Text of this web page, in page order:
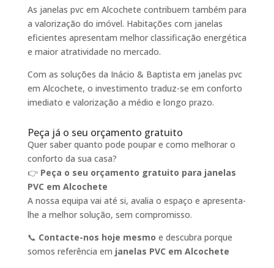
As janelas pvc em Alcochete contribuem também para
a valorização do imóvel. Habitações com janelas
eficientes apresentam melhor classificação energética
e maior atratividade no mercado.
Com as soluções da Inácio & Baptista em janelas pvc
em Alcochete, o investimento traduz-se em conforto
imediato e valorização a médio e longo prazo.
Peça já o seu orçamento gratuito
Quer saber quanto pode poupar e como melhorar o
conforto da sua casa?
👉 Peça o seu orçamento gratuito para janelas
PVC em Alcochete
A nossa equipa vai até si, avalia o espaço e apresenta-
lhe a melhor solução, sem compromisso.
📞 Contacte-nos hoje mesmo e descubra porque
somos referência em janelas PVC em Alcochete